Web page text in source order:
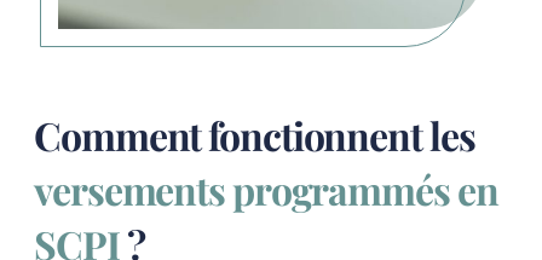
Comment fonctionnent les
versements programmés en
SCPI?